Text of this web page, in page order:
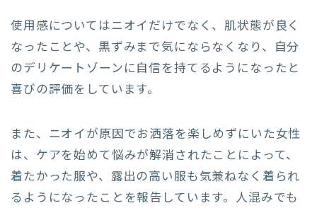
使用感についてはニオイだけでなく、肌状態が良く
なったことや、黒ずみまで気にならなくなり、自分
のデリケートゾーンに自信を持てるようになったと
喜びの評価をしています。
また、ニオイが原因でお洒落を楽しめずにいた女性
は、ケアを始めて悩みが解消されたことによって、
着たかった服や、露出の高い服も気兼ねなく着られ
るようになったことを報告しています。人混みでも